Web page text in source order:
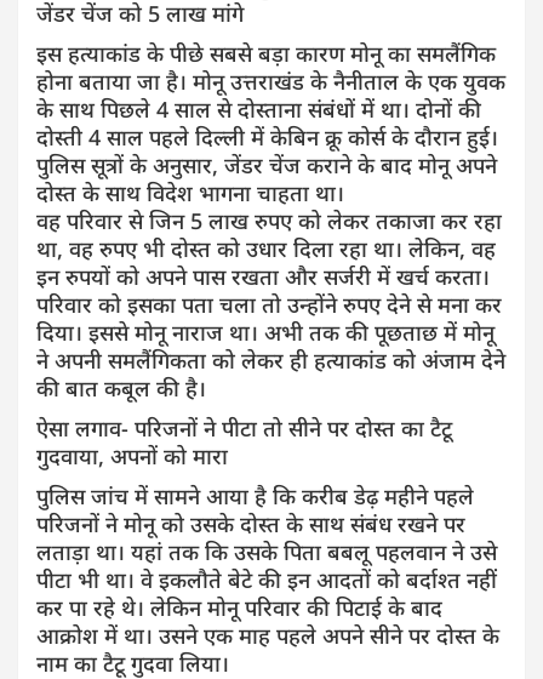
जेंडर चेंज को 5 लाख मांगे
इस हत्याकांड के पीछे सबसे बड़ा कारण मोनू का समलैंगिक
होना बताया जा है। मोनू उत्तराखंड के नैनीताल के एक युवक
के साथ पिछले 4 साल से दोस्ताना संबंधों में था। दोनों की
दोस्ती 4 साल पहले दिल्ली में केबिन क्रू कोर्स के दौरान हुई।
पुलिस सूत्रों के अनुसार, जेंडर चेंज कराने के बाद मोनू अपने
दोस्त के साथ विदेश भागना चाहता था।
वह परिवार से जिन 5 लाख रुपए को लेकर तकाजा कर रहा
था, वह रुपए भी दोस्त को उधार दिला रहा था। लेकिन, वह
इन रुपयों को अपने पास रखता और सर्जरी में खर्च करता।
परिवार को इसका पता चला तो उन्होंने रुपए देने से मना कर
दिया। इससे मोनू नाराज था। अभी तक की पूछताछ में मोनू
ने अपनी समलैंगिकता को लेकर ही हत्याकांड को अंजाम देने
की बात कबूल की है।
ऐसा लगाव- परिजनों ने पीटा तो सीने पर दोस्त का टैटू
गुदवाया, अपनों को मारा
पुलिस जांच में सामने आया है कि करीब डेढ़ महीने पहले
परिजनों ने मोनू को उसके दोस्त के साथ संबंध रखने पर
लताड़ा था। यहां तक कि उसके पिता बबलू पहलवान ने उसे
पीटा भी था। वे इकलौते बेटे की इन आदतों को बर्दाश्त नहीं
कर पा रहे थे। लेकिन मोनू परिवार की पिटाई के बाद
आक्रोश में था। उसने एक माह पहले अपने सीने पर दोस्त के
नाम का टैटू गुदवा लिया।